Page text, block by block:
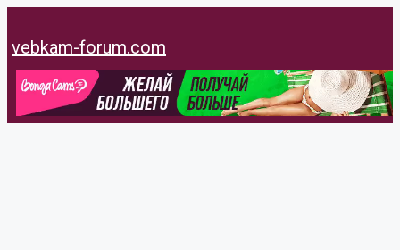
к
содержимому
vebkam-forum.com